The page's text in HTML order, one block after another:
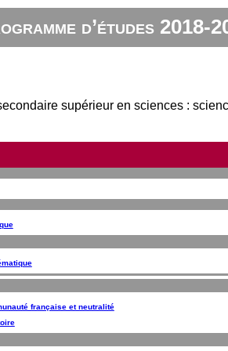
d’études 2018-
supérieur en sciences :
française et neutralité